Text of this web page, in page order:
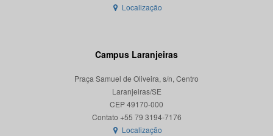
Localização
Campus Laranjeiras
Praça Samuel de Oliveira, s/n, Centro
Laranjeiras/SE
CEP 49170-000
Localização